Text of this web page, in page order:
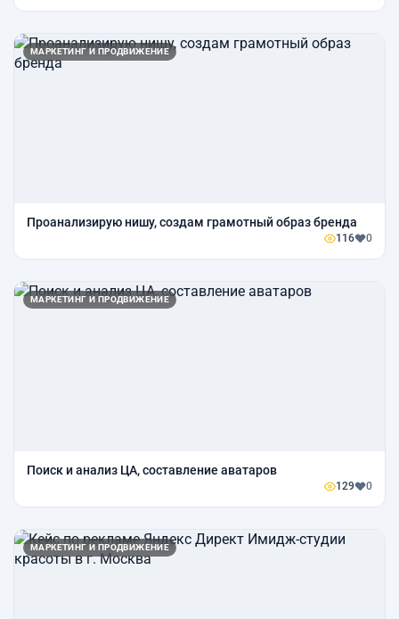
МАРКЕТИНГ И ПРОДВИЖЕНИЕ
Проанализирую нишу, создам грамотный образ бренда
116 0
МАРКЕТИНГ И ПРОДВИЖЕНИЕ
Поиск и анализ ЦА, составление аватаров
129 0
МАРКЕТИНГ И ПРОДВИЖЕНИЕ